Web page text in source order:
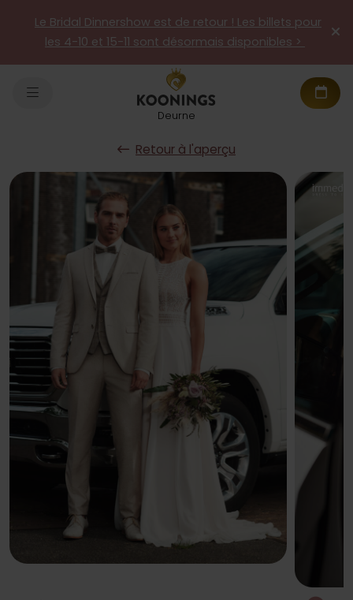
Le Bridal Dinnershow est de retour ! Les billets pour
les 4-10 et 15-11 sont désormais disponibles >
Deurne
Retour à l'aperçu